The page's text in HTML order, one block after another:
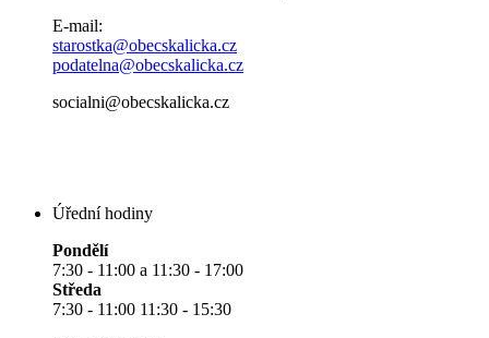
E-mail:
starostka@obecskalicka.cz
podatelna@obecskalicka.cz
socialni@obecskalicka.cz
Úřední hodiny
Pondělí
7:30 - 11:00 a 11:30 - 17:00
Středa
7:30 - 11:00 11:30 - 15:30